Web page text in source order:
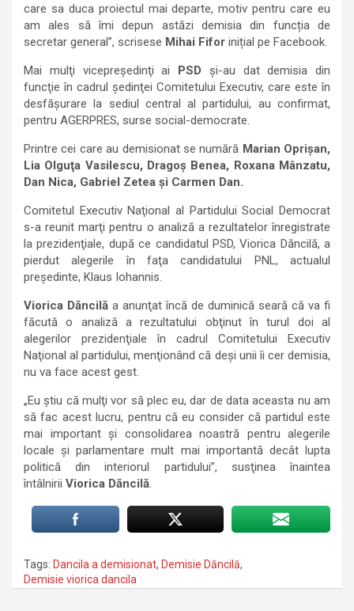
care sa duca proiectul mai departe, motiv pentru care eu
am ales să îmi depun astăzi demisia din funcția de
secretar general”, scrisese Mihai Fifor inițial pe Facebook.
Mai mulţi vicepreşedinţi ai PSD şi-au dat demisia din
funcţie în cadrul şedinţei Comitetului Executiv, care este în
desfăşurare la sediul central al partidului, au confirmat,
pentru AGERPRES, surse social-democrate.
Printre cei care au demisionat se numără Marian Oprişan,
Lia Olguţa Vasilescu, Dragoş Benea, Roxana Mânzatu,
Dan Nica, Gabriel Zetea şi Carmen Dan.
Comitetul Executiv Naţional al Partidului Social Democrat
s-a reunit marţi pentru o analiză a rezultatelor înregistrate
la prezidenţiale, după ce candidatul PSD, Viorica Dăncilă, a
pierdut alegerile în faţa candidatului PNL, actualul
preşedinte, Klaus Iohannis.
Viorica Dăncilă a anunţat încă de duminică seară că va fi
făcută o analiză a rezultatului obţinut în turul doi al
alegerilor prezidenţiale în cadrul Comitetului Executiv
Naţional al partidului, menţionând că deşi unii îi cer demisia,
nu va face acest gest.
„Eu ştiu că mulţi vor să plec eu, dar de data aceasta nu am
să fac acest lucru, pentru că eu consider că partidul este
mai important şi consolidarea noastră pentru alegerile
locale şi parlamentare mult mai importantă decât lupta
politică din interiorul partidului”, susţinea înaintea
întâlnirii Viorica Dăncilă.
Tags: Dancila a demisionat, Demisie Dăncilă,
Demisie viorica dancila